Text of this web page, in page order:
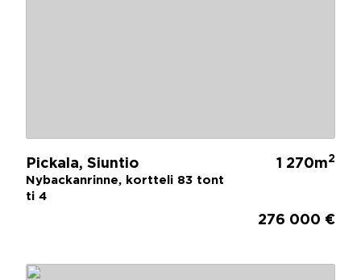
Pickala, Siuntio
Nybackanrinne, kortteli 83 tont
ti 4
1 270m2
276 000 €